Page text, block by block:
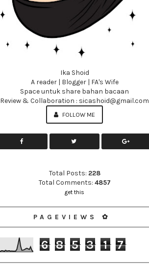
Ika Shoid
A reader | Blogger | FA's Wife
Space untuk share bahan bacaan
Review & Collaboration : sicashoid@gmail.com
FOLLOW ME
Total Posts: 228
Total Comments: 4857
get this
PAGEVIEWS ✿
6 8 5 3 1 7